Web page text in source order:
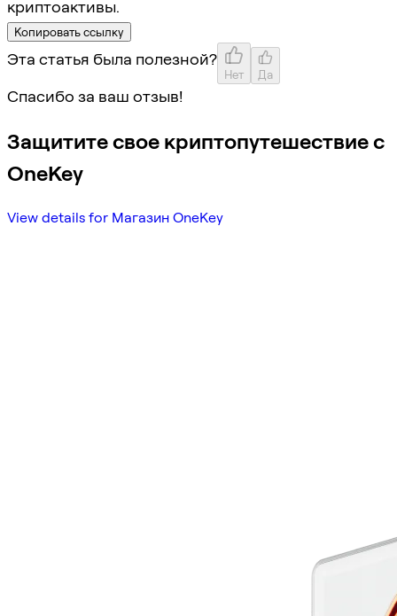
криптоактивы.
Копировать ссылку
Эта статья была полезной?
Нет Да
Спасибо за ваш отзыв!
Защитите свое криптопутешествие с
OneKey
View details for Магазин OneKey